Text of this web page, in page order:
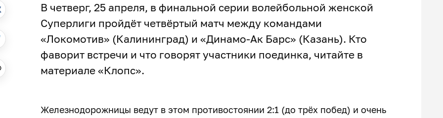
В четверг, 25 апреля, в финальной серии волейбольной женской
Суперлиги пройдёт четвёртый матч между командами
«Локомотив» (Калининград) и «Динамо-Ак Барс» (Казань). Кто
фаворит встречи и что говорят участники поединка, читайте в
материале «Клопс».
Железнодорожницы ведут в этом противостоянии 2:1 (до трёх побед) и очень